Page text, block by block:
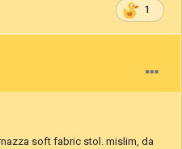
1
soft fabric stol. mislim, da